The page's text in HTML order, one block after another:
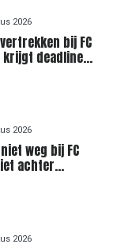
2026
bij FC
krijgt deadline
2026
weg bij FC
achter
2026